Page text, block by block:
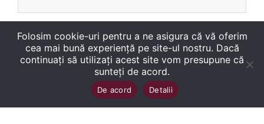
2026Biblioteca Județeană
„George Bariţiu‟ Braşov. Toate drepturile sunt
Folosim cookie-uri pentru a ne asigura că vă oferim
cea mai bună experiență pe site-ul nostru. Dacă
continuați să utilizați acest site vom presupune că
sunteți de acord.
De acord Detalii